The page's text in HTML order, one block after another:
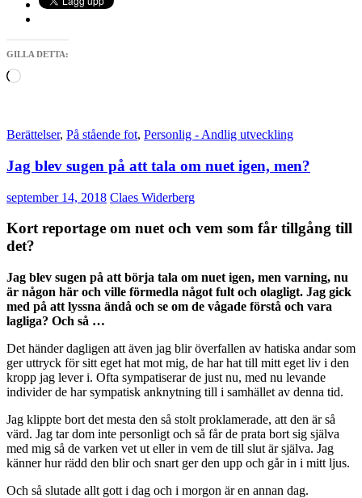
GILLA DETTA:
Laddar
Berättelser, På stående fot, Personlig - Andlig utveckling
Jag blev sugen på att tala om nuet igen, men?
september 14, 2018 Claes Widerberg
Kort reportage om nuet och vem som får tillgång till
det?
Jag blev sugen på att börja tala om nuet igen, men varning, nu
är någon här och ville förmedla något fult och olagligt. Jag gick
med på att lyssna ändå och se om de vågade förstå och vara
lagliga? Och så …
Det händer dagligen att även jag blir överfallen av hatiska andar som
ger uttryck för sitt eget hat mot mig, de har hat till mitt eget liv i den
kropp jag lever i. Ofta sympatiserar de just nu, med nu levande
individer de har sympatisk anknytning till i samhället av denna tid.
Jag klippte bort det mesta den så stolt proklamerade, att den är så
värd. Jag tar dom inte personligt och så får de prata bort sig själva
med mig så de varken vet ut eller in vem de till slut är själva. Jag
känner hur rädd den blir och snart ger den upp och går in i mitt ljus.
Och så slutade allt gott i dag och i morgon är en annan dag.